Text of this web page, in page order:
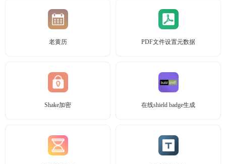
老黄历 PDF文件设置元数据
Shake加密 在线shield badge生成